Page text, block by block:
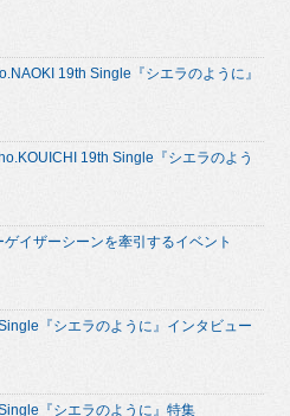
19th Single『シエラのように』
19th Single『シエラのよう
イザーシーンを牽引するイベント
『シエラのように』インタビュー
『シエラのように』特集